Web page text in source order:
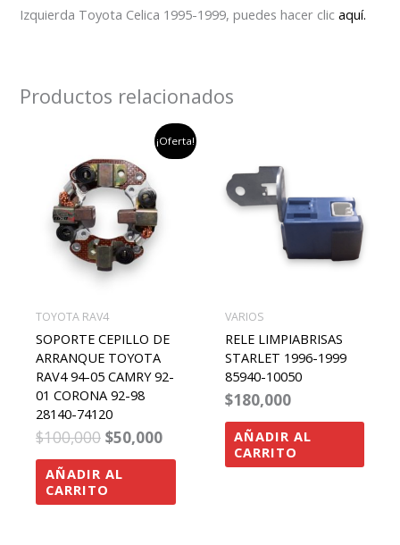
Izquierda Toyota Celica 1995-1999, puedes hacer clicaquí.
Productos relacionados
¡Oferta!
TOYOTA RAV4
SOPORTE CEPILLO DE
ARRANQUE TOYOTA
RAV4 94-05 CAMRY 92-
01 CORONA 92-98
28140-74120
$100,000
original
era:
$100,000.
$50,000
el
precio
actual
AÑADIR AL
CARRITO
VARIOS
RELE LIMPIABRISAS
STARLET 1996-1999
85940-10050
$180,000
AÑADIR AL
CARRITO